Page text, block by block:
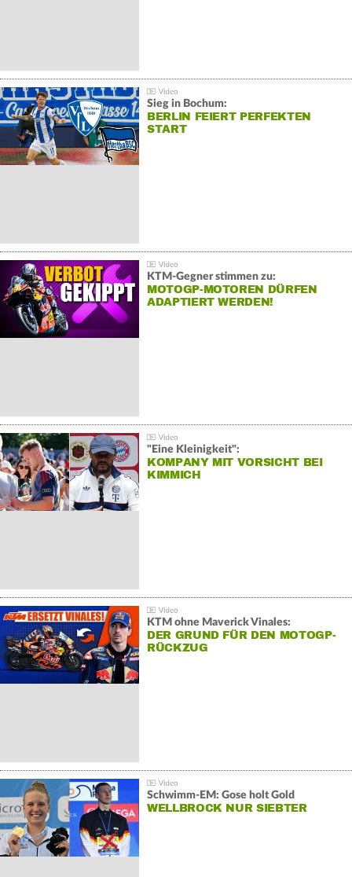
Sieg in Bochum:
BERLIN FEIERT PERFEKTEN
START
KTM-Gegner stimmen zu:
MOTOGP-MOTOREN DÜRFEN
ADAPTIERT WERDEN!
"Eine Kleinigkeit":
KOMPANY MIT VORSICHT BEI
KIMMICH
KTM ohne Maverick Vinales:
DER GRUND FÜR DEN MOTOGP-
RÜCKZUG
Schwimm-EM: Gose holt Gold
WELLBROCK NUR SIEBTER